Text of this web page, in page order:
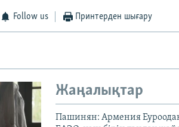
Follow us Принтерден шығару
Жаңалықтар
Пашинян: Армения